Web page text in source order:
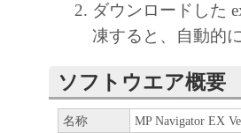
ダウンロードした
凍すると、自動的
ソフトウエア概要
名称 MP Navigator EX